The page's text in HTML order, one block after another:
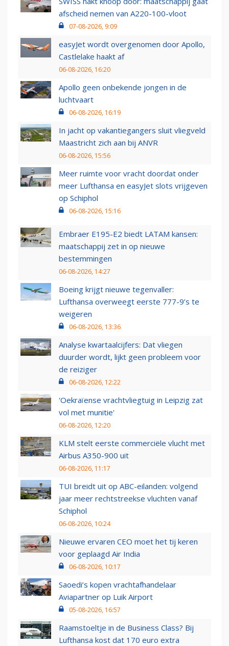
afscheid nemen van A220-100-vloot
07-08-2026, 9:09
easyJet wordt overgenomen door Apollo,
Castlelake haakt af
06-08-2026, 16:20
Apollo geen onbekende jongen in de
luchtvaart
06-08-2026, 16:19
In jacht op vakantiegangers sluit vliegveld
Maastricht zich aan bij ANVR
06-08-2026, 15:56
Meer ruimte voor vracht doordat onder
meer Lufthansa en easyJet slots vrijgeven
op Schiphol
06-08-2026, 15:16
Embraer E195-E2 biedt LATAM kansen:
maatschappij zet in op nieuwe
bestemmingen
06-08-2026, 14:27
Boeing krijgt nieuwe tegenvaller:
Lufthansa overweegt eerste 777-9’s te
weigeren
06-08-2026, 13:36
Analyse kwartaalcijfers: Dat vliegen
duurder wordt, lijkt geen probleem voor
de reiziger
06-08-2026, 12:22
'Oekraïense vrachtvliegtuig in Leipzig zat
vol met munitie'
06-08-2026, 12:20
KLM stelt eerste commerciële vlucht met
Airbus A350-900 uit
06-08-2026, 11:17
TUI breidt uit op ABC-eilanden: volgend
jaar meer rechtstreekse vluchten vanaf
Schiphol
06-08-2026, 10:24
Nieuwe ervaren CEO moet het tij keren
voor geplaagd Air India
06-08-2026, 10:17
Saoedi’s kopen vrachtafhandelaar
Aviapartner op Luik Airport
05-08-2026, 16:57
Raamstoeltje in de Business Class? Bij
Lufthansa kost dat 170 euro extra